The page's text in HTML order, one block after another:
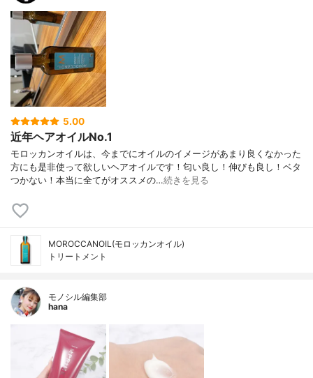
5.00
近年ヘアオイルNo.1
モロッカンオイルは、今までにオイルのイメージがあまり良くなかった
方にも是非使って欲しいヘアオイルです！匂い良し！伸びも良し！ベタ
つかない！本当に全てがオススメの…続きを見る
MOROCCANOIL(モロッカンオイル)
トリートメント
モノシル編集部
hana